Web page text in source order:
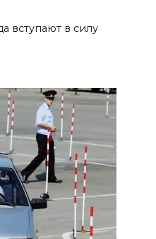
вступают в силу